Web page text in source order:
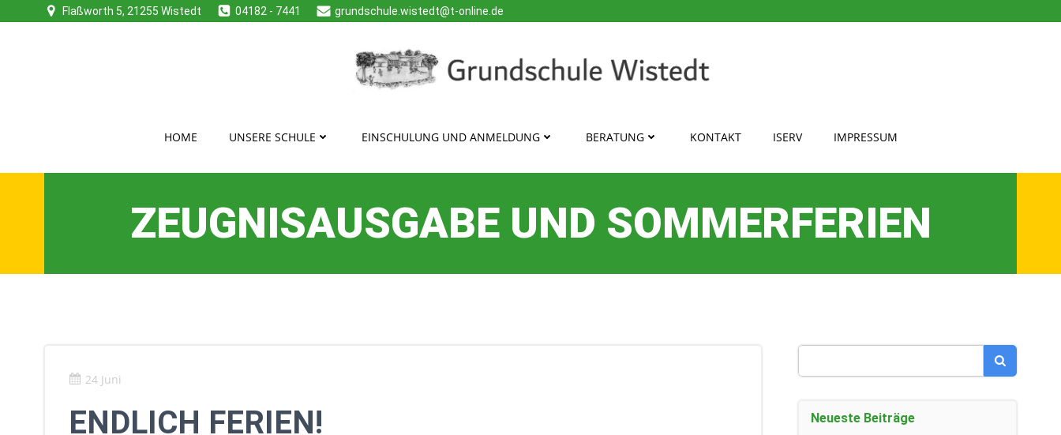
Inhalt
Flaßworth 5, 21255 Wistedt 04182 - 7441 grundschule.wistedt@t-online.de
HOME UNSERE SCHULE EINSCHULUNG UND ANMELDUNG BERATUNG KONTAKT ISERV IMPRESSUM
ZEUGNISAUSGABE UND SOMMERFERIEN
24 Juni
ENDLICH FERIEN!
for:
Neueste Beiträge